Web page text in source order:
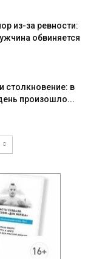
из-за ревности:
обвиняется
столкновение: в
произошло...